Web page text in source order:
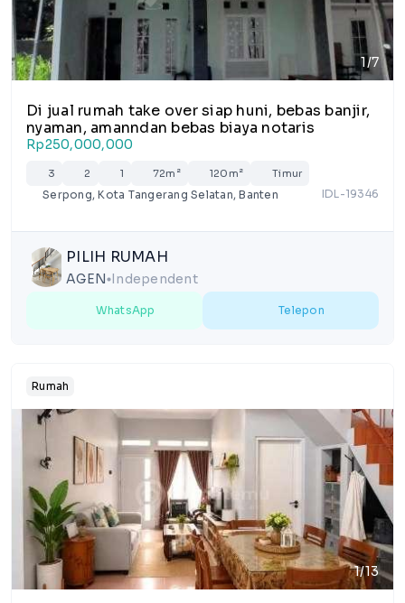
1/7
Di jual rumah take over siap huni, bebas banjir,
nyaman, amanndan bebas biaya notaris
Rp250,000,000
3 2 1 72m² 120m² Timur
Serpong, Kota Tangerang Selatan, Banten IDL-19346
PILIH RUMAH
AGEN lens Independent
WhatsApp Telepon
Rumah
1/13